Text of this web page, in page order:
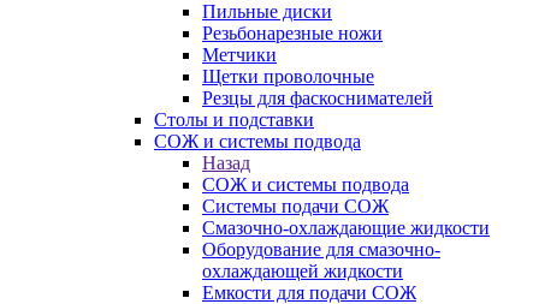
Пильные диски
Резьбонарезные ножи
Метчики
Щетки проволочные
Резцы для фаскоснимателей
Столы и подставки
СОЖ и системы подвода
Назад
СОЖ и системы подвода
Системы подачи СОЖ
Смазочно-охлаждающие жидкости
Оборудование для смазочно-
охлаждающей жидкости
Емкости для подачи СОЖ